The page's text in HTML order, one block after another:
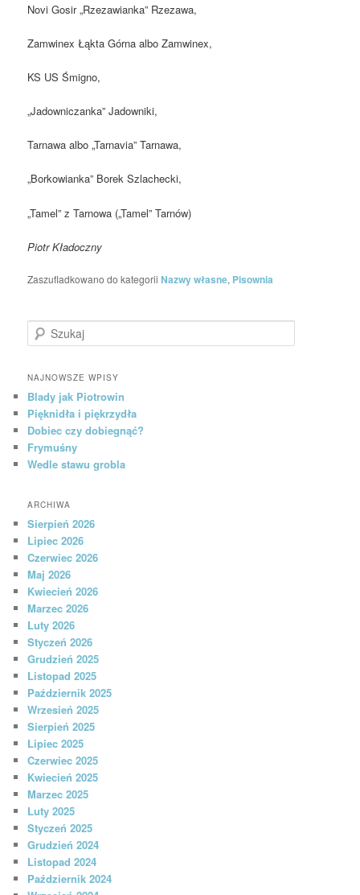
Novi Gosir „Rzezawianka” Rzezawa,
Zamwinex Łąkta Górna albo Zamwinex,
KS US Śmigno,
„Jadowniczanka” Jadowniki,
Tarnawa albo „Tarnavia” Tarnawa,
„Borkowianka” Borek Szlachecki,
„Tamel” z Tarnowa („Tamel” Tarnów)
Piotr Kładoczny
Zaszufladkowano do kategorii Nazwy własne, Pisownia
Szukaj
NAJNOWSZE WPISY
Blady jak Piotrowin
Pięknidła i piękrzydła
Dobiec czy dobiegnąć?
Frymuśny
Wedle stawu grobla
ARCHIWA
Sierpień 2026
Lipiec 2026
Czerwiec 2026
Maj 2026
Kwiecień 2026
Marzec 2026
Luty 2026
Styczeń 2026
Grudzień 2025
Listopad 2025
Październik 2025
Wrzesień 2025
Sierpień 2025
Lipiec 2025
Czerwiec 2025
Kwiecień 2025
Marzec 2025
Luty 2025
Styczeń 2025
Grudzień 2024
Listopad 2024
Październik 2024